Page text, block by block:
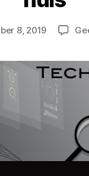
h
ri
L
a
8, 2019